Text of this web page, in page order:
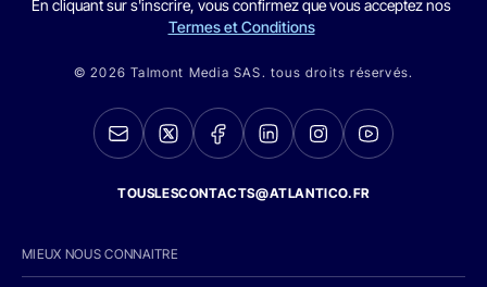
En cliquant sur s'inscrire, vous confirmez que vous acceptez nos
Termes et Conditions
© 2026 Talmont Media SAS. tous droits réservés.
TOUSLESCONTACTS@ATLANTICO.FR
MIEUX NOUS CONNAITRE